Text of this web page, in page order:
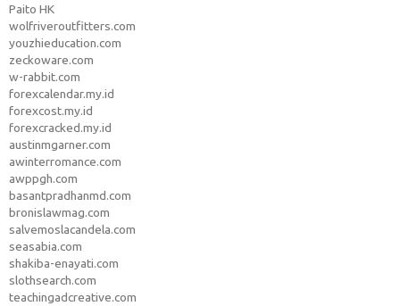
Paito HK
wolfriveroutfitters.com
youzhieducation.com
zeckoware.com
w-rabbit.com
forexcalendar.my.id
forexcost.my.id
forexcracked.my.id
austinmgarner.com
awinterromance.com
awppgh.com
basantpradhanmd.com
bronislawmag.com
salvemoslacandela.com
seasabia.com
shakiba-enayati.com
slothsearch.com
teachingadcreative.com